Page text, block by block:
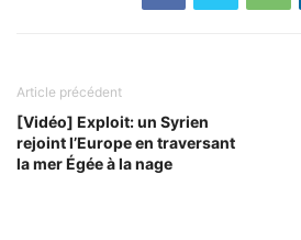
Article précédent
[Vidéo] Exploit: un Syrien
rejoint l’Europe en traversant
la mer Égée à la nage